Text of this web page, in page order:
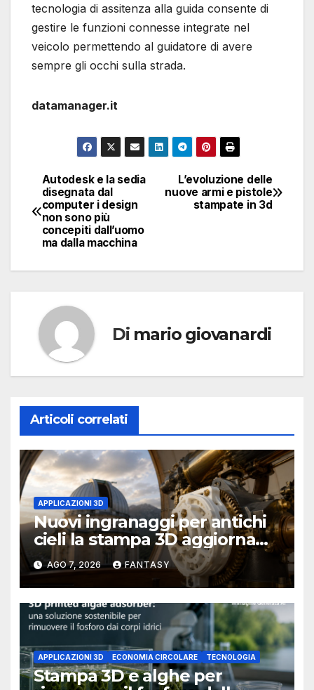
tecnologia di assitenza alla guida consente di
gestire le funzioni connesse integrate nel
veicolo permettendo al guidatore di avere
sempre gli occhi sulla strada.
datamanager.it
Navigazione
articoli
L’evoluzione delle
nuove armi e pistole
stampate in 3d
Autodesk e la sedia
disegnata dal
computer i design
non sono più
concepiti dall’uomo
ma dalla macchina
Di mario giovanardi
Articoli correlati
APPLICAZIONI 3D
Nuovi ingranaggi per antichi
cieli la stampa 3D aggiorna
un osservatorio del 1930 della
University of Arkansas at
Little Rock
AGO 7, 2026 FANTASY
APPLICAZIONI 3D ECONOMIA CIRCOLARE TECNOLOGIA
Stampa 3D e alghe per